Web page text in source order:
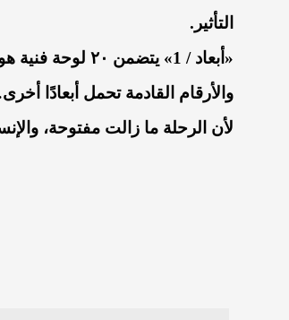
التأثير.
«أبعاد / 1» يتضمن ٢٠ لوحة فنية هو البداية،
والأرقام القادمة تحمل أبعادًا
لأن الرحلة ما زالت مفتوحة،